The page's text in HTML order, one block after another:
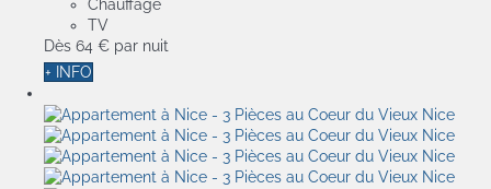
Chauffage
TV
Dès 64 € par nuit
+ INFO